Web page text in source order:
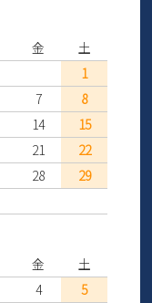
金
土
1
7
8
14
15
21
22
28
29
金
土
4
5